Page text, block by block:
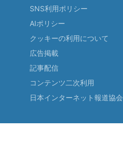
SNS利用ポリシー
AIポリシー
クッキーの利用について
広告掲載
記事配信
コンテンツ二次利用
日本インターネット報道協会